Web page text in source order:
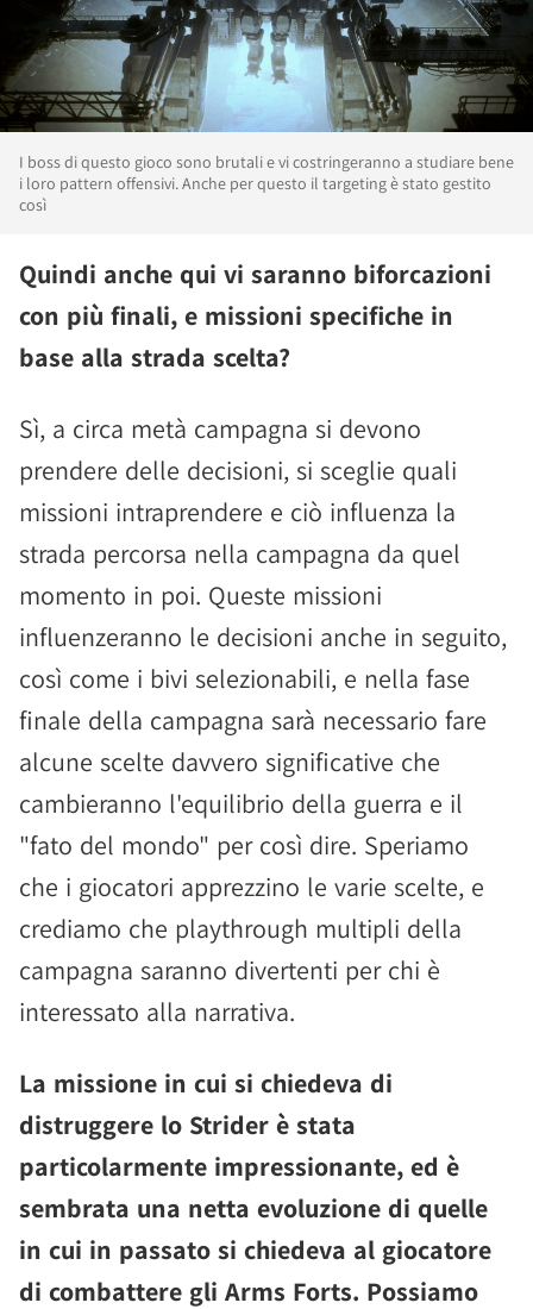
I boss di questo gioco sono brutali e vi costringeranno a studiare bene
i loro pattern offensivi. Anche per questo il targeting è stato gestito
così
Quindi anche qui vi saranno biforcazioni
con più finali, e missioni specifiche in
base alla strada scelta?
Sì, a circa metà campagna si devono
prendere delle decisioni, si sceglie quali
missioni intraprendere e ciò influenza la
strada percorsa nella campagna da quel
momento in poi. Queste missioni
influenzeranno le decisioni anche in seguito,
così come i bivi selezionabili, e nella fase
finale della campagna sarà necessario fare
alcune scelte davvero significative che
cambieranno l'equilibrio della guerra e il
"fato del mondo" per così dire. Speriamo
che i giocatori apprezzino le varie scelte, e
crediamo che playthrough multipli della
campagna saranno divertenti per chi è
interessato alla narrativa.
La missione in cui si chiedeva di
distruggere lo Strider è stata
particolarmente impressionante, ed è
sembrata una netta evoluzione di quelle
in cui in passato si chiedeva al giocatore
di combattere gli Arms Forts. Possiamo